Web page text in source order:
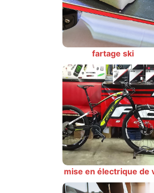
fartage ski
mise en électrique de